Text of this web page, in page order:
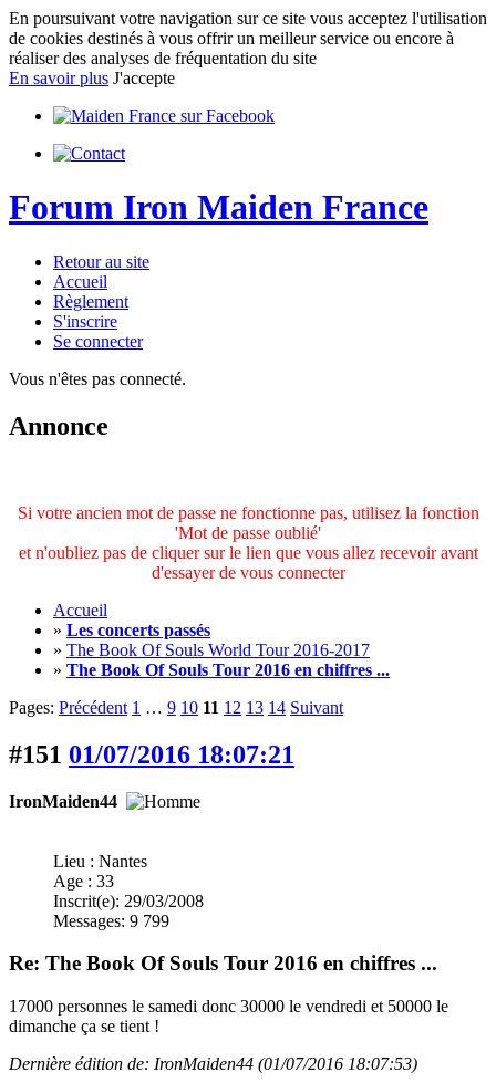
En poursuivant votre navigation sur ce site vous acceptez l'utilisation
de cookies destinés à vous offrir un meilleur service ou encore à
réaliser des analyses de fréquentation du site
En savoir plus J'accepte
Forum Iron Maiden France
Retour au site
Accueil
Règlement
S'inscrire
Se connecter
Vous n'êtes pas connecté.
Annonce
Si votre ancien mot de passe ne fonctionne pas, utilisez la fonction
'Mot de passe oublié'
et n'oubliez pas de cliquer sur le lien que vous allez recevoir avant
d'essayer de vous connecter
Accueil
» Les concerts passés
» The Book Of Souls World Tour 2016-2017
» The Book Of Souls Tour 2016 en chiffres ...
Pages: Précédent 1 … 9 10 11 12 13 14 Suivant
#151 01/07/2016 18:07:21
IronMaiden44
Lieu : Nantes
Age : 33
Inscrit(e): 29/03/2008
Messages: 9 799
Re: The Book Of Souls Tour 2016 en chiffres ...
17000 personnes le samedi donc 30000 le vendredi et 50000 le
dimanche ça se tient !
Dernière édition de: IronMaiden44 (01/07/2016 18:07:53)